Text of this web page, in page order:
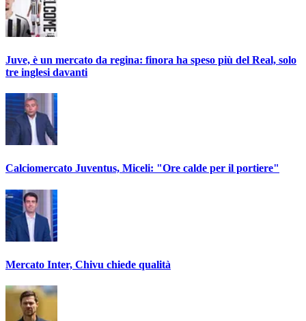
Juve, è un mercato da regina: finora ha speso più del Real, solo
tre inglesi davanti
Calciomercato Juventus, Miceli: "Ore calde per il portiere"
Mercato Inter, Chivu chiede qualità